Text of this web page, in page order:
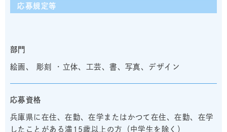
応募規定等
部門
絵画、 彫刻 ・立体、工芸、書、写真、デザイン
応募資格
兵庫県に在住、在勤、在学またはかつて在住、在勤、在学
したことがある満15歳以上の方（中学生を除く）